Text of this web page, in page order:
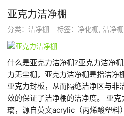
亚克力洁净棚
分类： 洁净棚 标签： 净化棚, 洁净棚
什么是亚克力洁净棚?亚克力洁净
力无尘棚，亚克力洁净棚是指洁净
亚克力封板，从而隔绝洁净区与非
效的保证了洁净棚的洁净度。 亚
璃，源自英文acrylic（丙烯酸塑料